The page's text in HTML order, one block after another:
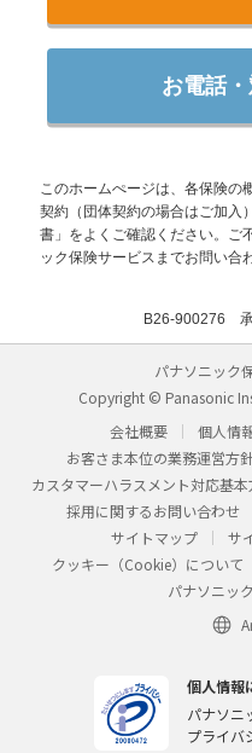
お電話
このホームぺージは、各保険の
契約（団体契約の場合はご加入
書」をよくご確認ください。ご
ック保険サービスまでお問い合
B26-900276
パナソニック
Copyright © Panasonic
会社概要
個人情
お客さま本位の業務運営方
カスタマーハラスメント対応基本
採用に関するお問い合わせ
サイトマップ
サ
クッキー（Cookie）について
パナソニッ
個人情報
パナソニ
プライバ